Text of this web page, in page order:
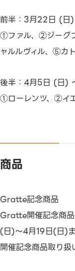
前半：3月22日 (
①ファル、②ジーグ
ャルルヴィル、⑤カ
後半：4月5日 (日)
①ローレンツ、②イ
商品
Gratte記念商品
Gratte開催記念商
(日)～4月19日(日)ま
開催記念商品取り扱